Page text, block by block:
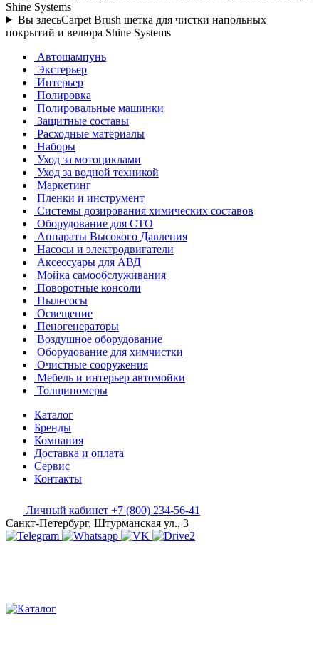
Shine Systems
Вы здесьCarpet Brush щетка для чистки напольных
покрытий и велюра Shine Systems
Автошампунь
Экстерьер
Интерьер
Полировка
Полировальные машинки
Защитные составы
Расходные материалы
Наборы
Уход за мотоциклами
Уход за водной техникой
Маркетинг
Пленки и инструмент
Системы дозирования химических составов
Оборудование для СТО
Аппараты Высокого Давления
Насосы и электродвигатели
Аксессуары для АВД
Мойка самообслуживания
Поворотные консоли
Пылесосы
Освещение
Пеногенераторы
Воздушное оборудование
Оборудование для химчистки
Очистные сооружения
Мебель и интерьер автомойки
Толщиномеры
Каталог
Бренды
Компания
Доставка и оплата
Сервис
Контакты
Личный кабинет +7 (800) 234-56-41
Санкт-Петербург, Штурманская ул., 3